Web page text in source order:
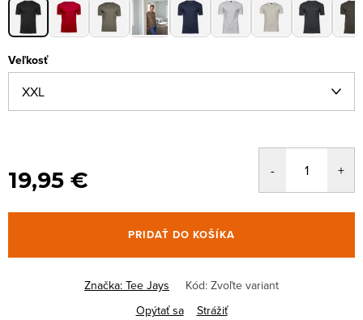
Veľkosť
19,95 €
PRIDAŤ DO KOŠÍKA
Značka: Tee Jays Kód: Zvoľte variant
Opýtať sa
Strážiť